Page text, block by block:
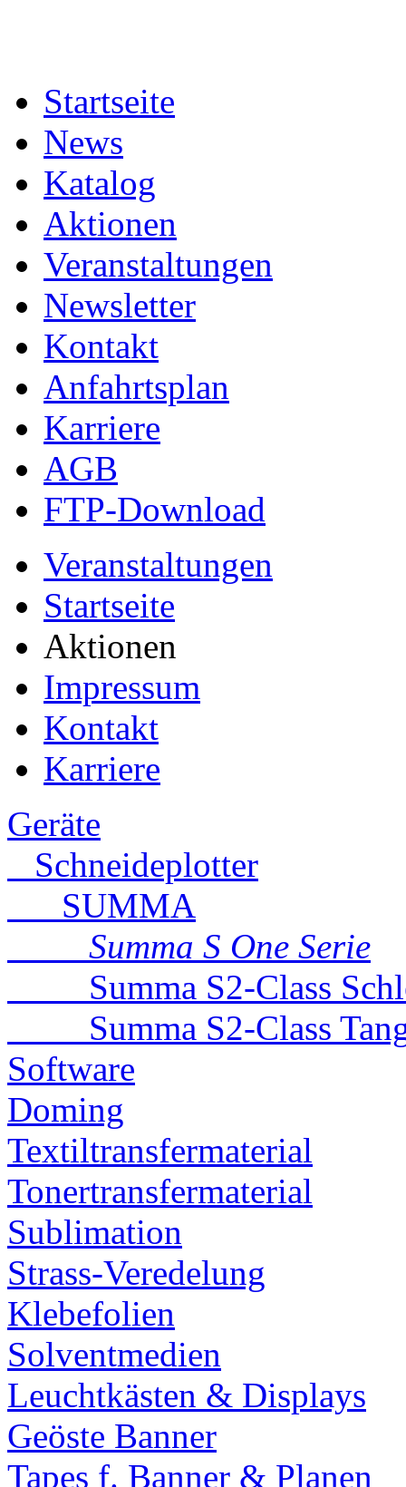
Startseite
News
Katalog
Aktionen
Veranstaltungen
Newsletter
Kontakt
Anfahrtsplan
Karriere
AGB
FTP-Download
Veranstaltungen
Startseite
Aktionen
Impressum
Kontakt
Karriere
Geräte
Schneideplotter
SUMMA
Summa S One Serie
Summa S2-Class
Summa S2-Class
Software
Doming
Textiltransfermaterial
Tonertransfermaterial
Sublimation
Strass-Veredelung
Klebefolien
Solventmedien
Leuchtkästen & Displays
Geöste Banner
Tapes f. Banner & Planen